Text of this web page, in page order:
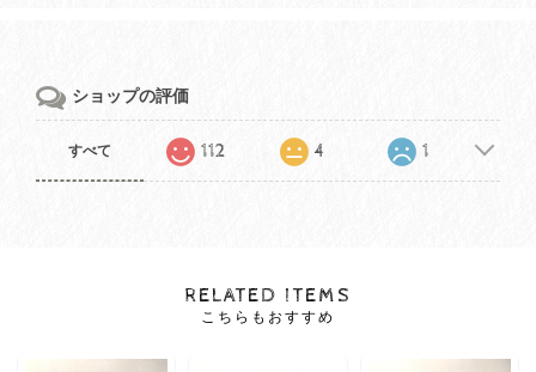
ショップの評価
すべて 112 4 1
RELATED ITEMS
こちらもおすすめ